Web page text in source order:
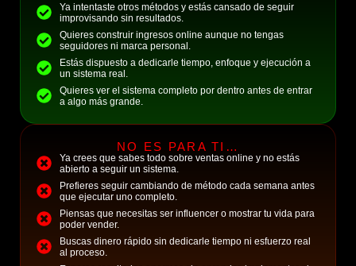
Ya intentaste otros métodos y estás cansado de seguir
improvisando sin resultados.
Quieres construir ingresos online aunque no tengas
seguidores ni marca personal.
Estás dispuesto a dedicarle tiempo, enfoque y ejecución a
un sistema real.
Quieres ver el sistema completo por dentro antes de entrar
a algo más grande.
NO ES PARA TI…
Ya crees que sabes todo sobre ventas online y no estás
abierto a seguir un sistema.
Prefieres seguir cambiando de método cada semana antes
que ejecutar uno completo.
Piensas que necesitas ser influencer o mostrar tu vida para
poder vender.
Buscas dinero rápido sin dedicarle tiempo ni esfuerzo real
al proceso.